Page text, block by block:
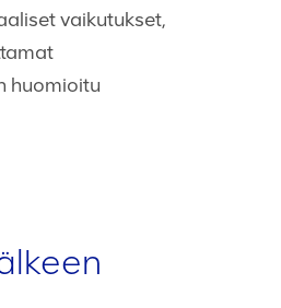
vaikutukset,
huomioitu